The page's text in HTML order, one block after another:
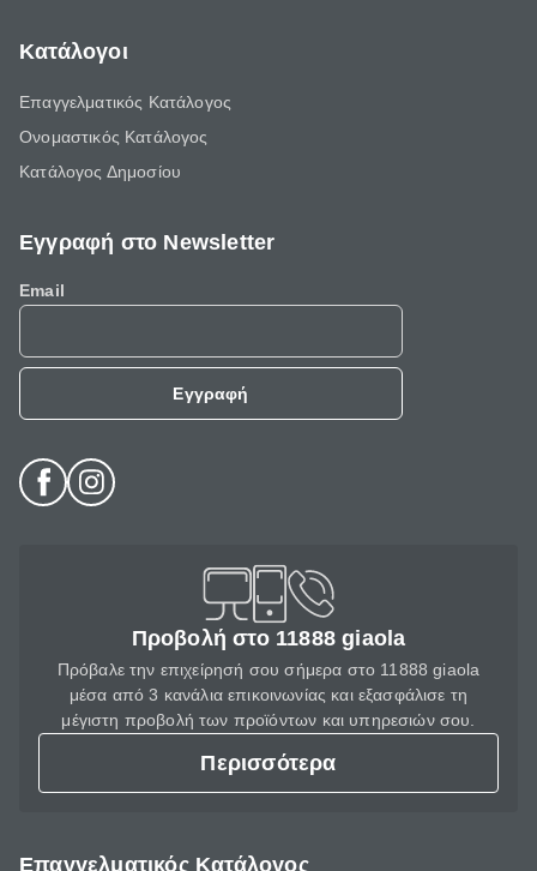
Κατάλογοι
Επαγγελματικός Κατάλογος
Ονομαστικός Κατάλογος
Κατάλογος Δημοσίου
Εγγραφή στο Newsletter
Email
Εγγραφή
Προβολή στο 11888 giaola
Πρόβαλε την επιχείρησή σου σήμερα στο 11888 giaola
μέσα από 3 κανάλια επικοινωνίας και εξασφάλισε τη
μέγιστη προβολή των προϊόντων και υπηρεσιών σου.
Περισσότερα
Επαγγελματικός Κατάλογος